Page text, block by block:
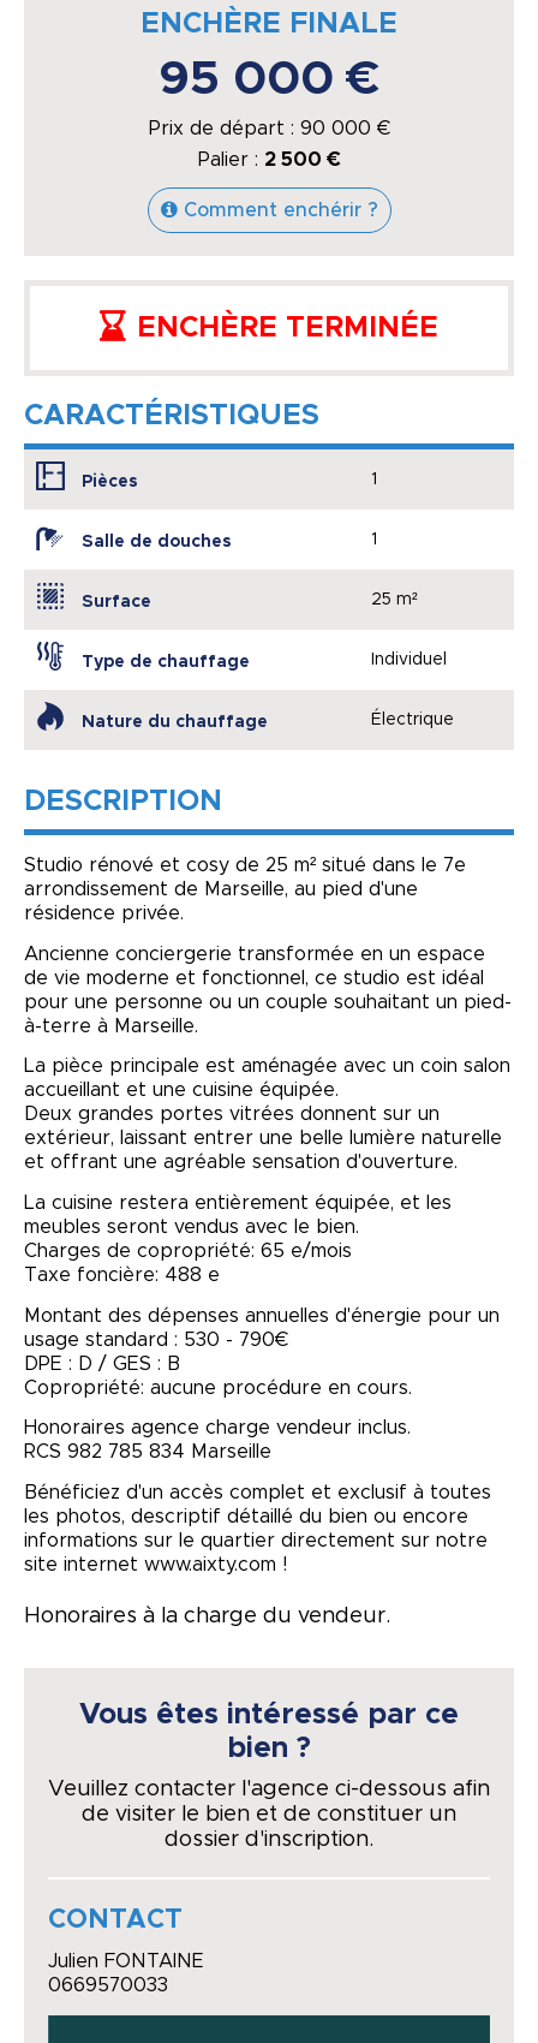
ENCHÈRE FINALE
95 000 €
Prix de départ : 90 000 €
Palier : 2 500 €
Comment enchérir ?
ENCHÈRE TERMINÉE
CARACTÉRISTIQUES
Pièces 1
Salle de douches 1
Surface 25 m²
Type de chauffage Individuel
Nature du chauffage Électrique
DESCRIPTION
Studio rénové et cosy de 25 m² situé dans le 7e
arrondissement de Marseille, au pied d'une
résidence privée.
Ancienne conciergerie transformée en un espace
de vie moderne et fonctionnel, ce studio est idéal
pour une personne ou un couple souhaitant un pied-
à-terre à Marseille.
La pièce principale est aménagée avec un coin salon
accueillant et une cuisine équipée.
Deux grandes portes vitrées donnent sur un
extérieur, laissant entrer une belle lumière naturelle
et offrant une agréable sensation d'ouverture.
La cuisine restera entièrement équipée, et les
meubles seront vendus avec le bien.
Charges de copropriété: 65 e/mois
Taxe foncière: 488 e
Montant des dépenses annuelles d'énergie pour un
usage standard : 530 - 790€
DPE : D / GES : B
Copropriété: aucune procédure en cours.
Honoraires agence charge vendeur inclus.
RCS 982 785 834 Marseille
Bénéficiez d'un accès complet et exclusif à toutes
les photos, descriptif détaillé du bien ou encore
informations sur le quartier directement sur notre
site internet www.aixty.com !
Honoraires à la charge du vendeur.
Vous êtes intéressé par ce
bien ?
Veuillez contacter l'agence ci-dessous afin
de visiter le bien et de constituer un
dossier d'inscription.
CONTACT
Julien FONTAINE
0669570033